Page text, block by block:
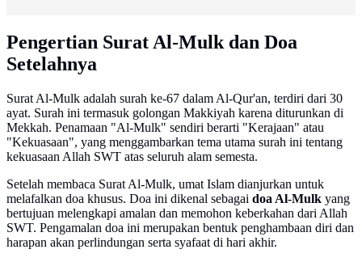
Pengertian Surat Al-Mulk dan Doa
Setelahnya
Surat Al-Mulk adalah surah ke-67 dalam Al-Qur'an, terdiri dari 30
ayat. Surah ini termasuk golongan Makkiyah karena diturunkan di
Mekkah. Penamaan "Al-Mulk" sendiri berarti "Kerajaan" atau
"Kekuasaan", yang menggambarkan tema utama surah ini tentang
kekuasaan Allah SWT atas seluruh alam semesta.
Setelah membaca Surat Al-Mulk, umat Islam dianjurkan untuk
melafalkan doa khusus. Doa ini dikenal sebagai doa Al-Mulk yang
bertujuan melengkapi amalan dan memohon keberkahan dari Allah
SWT. Pengamalan doa ini merupakan bentuk penghambaan diri dan
harapan akan perlindungan serta syafaat di hari akhir.